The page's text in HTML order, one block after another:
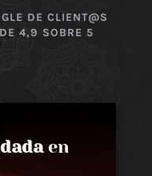
DE CLIENT@S
4,9 SOBRE 5
en